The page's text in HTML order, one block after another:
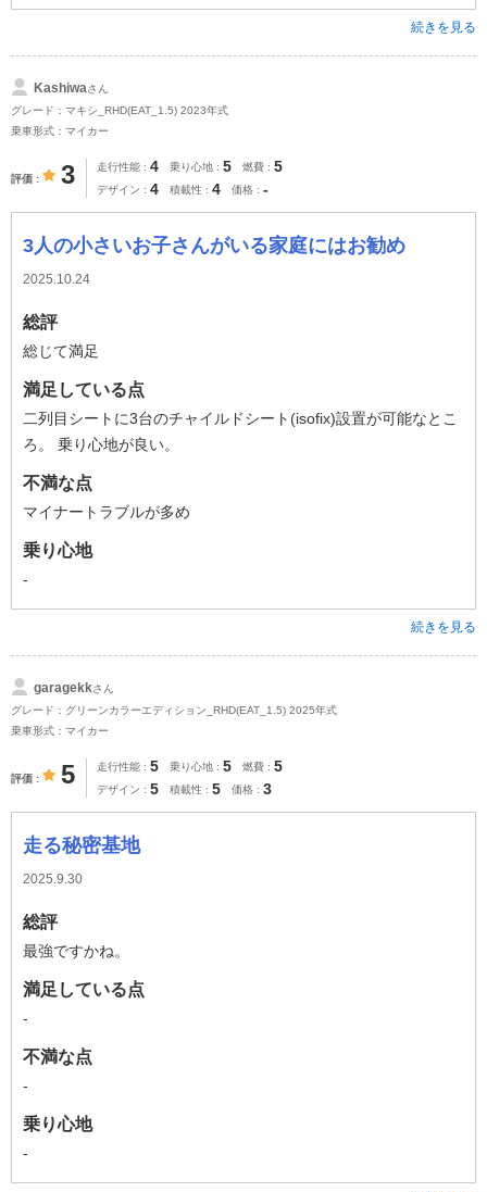
続きを見る
Kashiwaさん
グレード：マキシ_RHD(EAT_1.5) 2023年式
乗車形式：マイカー
評価 3 走行性能 4 乗り心地 5 燃費 5
デザイン 4 積載性 4 価格 -
3人の小さいお子さんがいる家庭にはお勧め
2025.10.24
総評
総じて満足
満足している点
二列目シートに3台のチャイルドシート(isofix)設置が可能なとこ
ろ。 乗り心地が良い。
不満な点
マイナートラブルが多め
乗り心地
-
続きを見る
garagekkさん
グレード：グリーンカラーエディション_RHD(EAT_1.5) 2025年式
乗車形式：マイカー
評価 5 走行性能 5 乗り心地 5 燃費 5
デザイン 5 積載性 5 価格 3
走る秘密基地
2025.9.30
総評
最強ですかね。
満足している点
-
不満な点
-
乗り心地
-